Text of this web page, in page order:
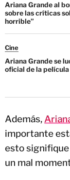
Ariana Grande al
sobre las críticas
horrible”
Cine
Ariana Grande se
oficial de la
Además,
importante
esto
un mal